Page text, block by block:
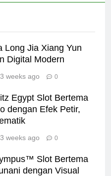
Long Jia Xiang Yun
Digital Modern
3 weeks ago 0
Egypt Slot Bertema
dengan Efek Petir,
3 weeks ago 0
Slot Bertema
dengan Visual